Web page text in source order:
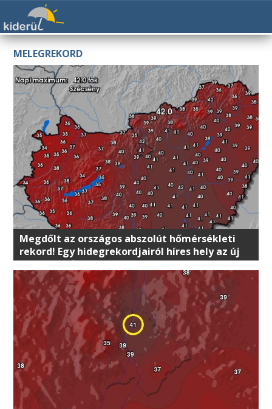
MELEGREKORD
Megdőlt az országos abszolút hőmérsékleti
rekord! Egy hidegrekordjairól híres hely az új
listavezető